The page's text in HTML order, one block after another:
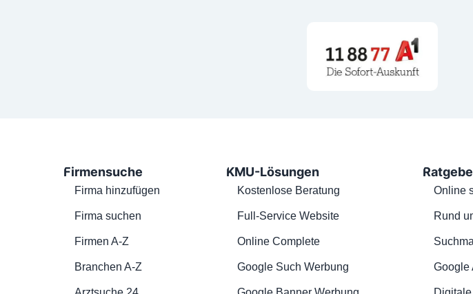
Firmensuche
Firma hinzufügen
Firma suchen
Firmen A-Z
Branchen A-Z
KMU-Lösungen
Kostenlose Beratung
Full-Service Website
Online Complete
Google Such Werbung
Online
Rund
Google